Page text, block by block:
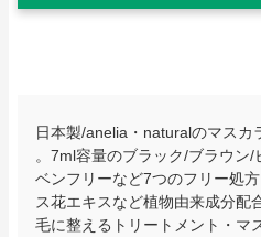
日本製/anelia・naturalのマスカ
。7ml容量のブラック/ブラウン
ベンフリーなど7つのフリー処
ス花エキスなど植物由来成分配
毛に整えるトリートメント・マ